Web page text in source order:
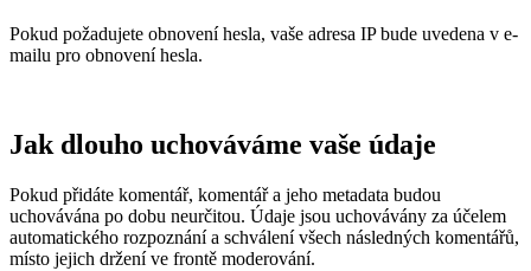
Pokud požadujete obnovení hesla, vaše adresa IP bude uvedena v e-
mailu pro obnovení hesla.
Jak dlouho uchováváme vaše údaje
Pokud přidáte komentář, komentář a jeho metadata budou
uchovávána po dobu neurčitou. Údaje jsou uchovávány za účelem
automatického rozpoznání a schválení všech následných komentářů,
místo jejich držení ve frontě moderování.